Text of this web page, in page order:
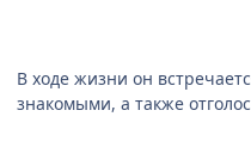
В ходе жизни он
знакомыми, а также